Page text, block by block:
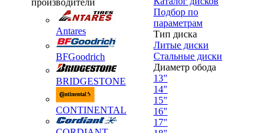
Antares
BFGoodrich
BRIDGESTONE
CONTINENTAL
Подбор по
параметрам
Тип диска
Литые диски
Стальные диски
Диаметр обода
13"
14"
15"
16"
17"